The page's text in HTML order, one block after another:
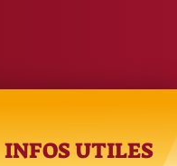
INFOS UTILES